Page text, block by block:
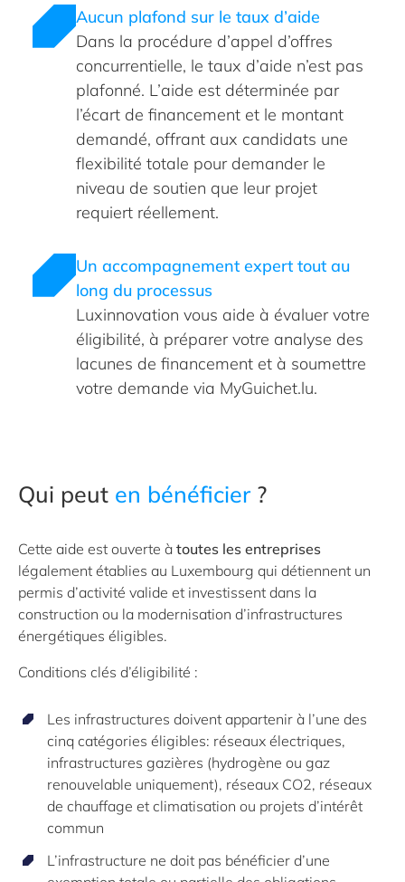
Aucun plafond sur le taux d’aide
Dans la procédure d’appel d’offres
concurrentielle, le taux d’aide n’est pas
plafonné. L’aide est déterminée par
l’écart de financement et le montant
demandé, offrant aux candidats une
flexibilité totale pour demander le
niveau de soutien que leur projet
requiert réellement.
Un accompagnement expert tout au
long du processus
Luxinnovation vous aide à évaluer votre
éligibilité, à préparer votre analyse des
lacunes de financement et à soumettre
votre demande via MyGuichet.lu.
Qui peut en bénéficier?
Cette aide est ouverte à toutes les entreprises
légalement établies au Luxembourg qui détiennent un
permis d’activité valide et investissent dans la
construction ou la modernisation d’infrastructures
énergétiques éligibles.
Conditions clés d’éligibilité :
Les infrastructures doivent appartenir à l’une des
cinq catégories éligibles: réseaux électriques,
infrastructures gazières (hydrogène ou gaz
renouvelable uniquement), réseaux CO2, réseaux
de chauffage et climatisation ou projets d’intérêt
commun
L’infrastructure ne doit pas bénéficier d’une